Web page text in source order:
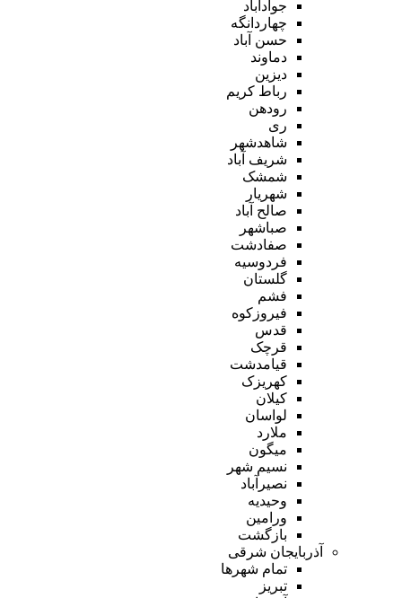
جوادآباد
چهاردانگه
حسن آباد
دماوند
دیزین
رباط کریم
رودهن
ری
شاهدشهر
شریف آباد
شمشک
شهریار
صالح آباد
صباشهر
صفادشت
فردوسیه
گلستان
فشم
فیروزکوه
قدس
قرچک
قیامدشت
کهریزک
کیلان
لواسان
ملارد
میگون
نسیم شهر
نصیرآباد
وحیدیه
ورامین
بازگشت
آذربایجان شرقی
تمام شهر‌ها
تبریز